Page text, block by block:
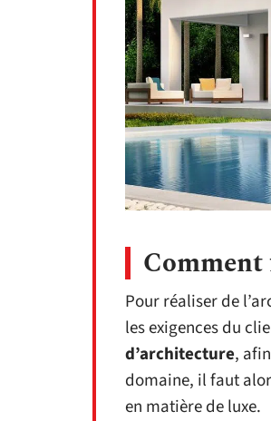
Pour réaliser de
les exigences du
d’architecture,
domaine, il faut
en matière de luxe.